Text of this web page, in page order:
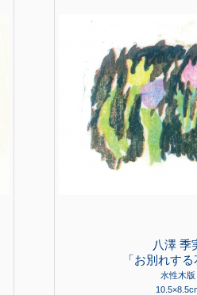
八澤 季
「お別れする
水性木版